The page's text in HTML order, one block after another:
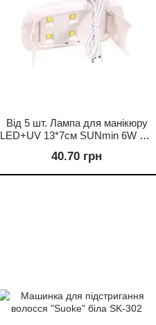
Від 5 шт. Лампа для манікюру
LED+UV 13*7см SUNmin 6W 62-
40.70 грн